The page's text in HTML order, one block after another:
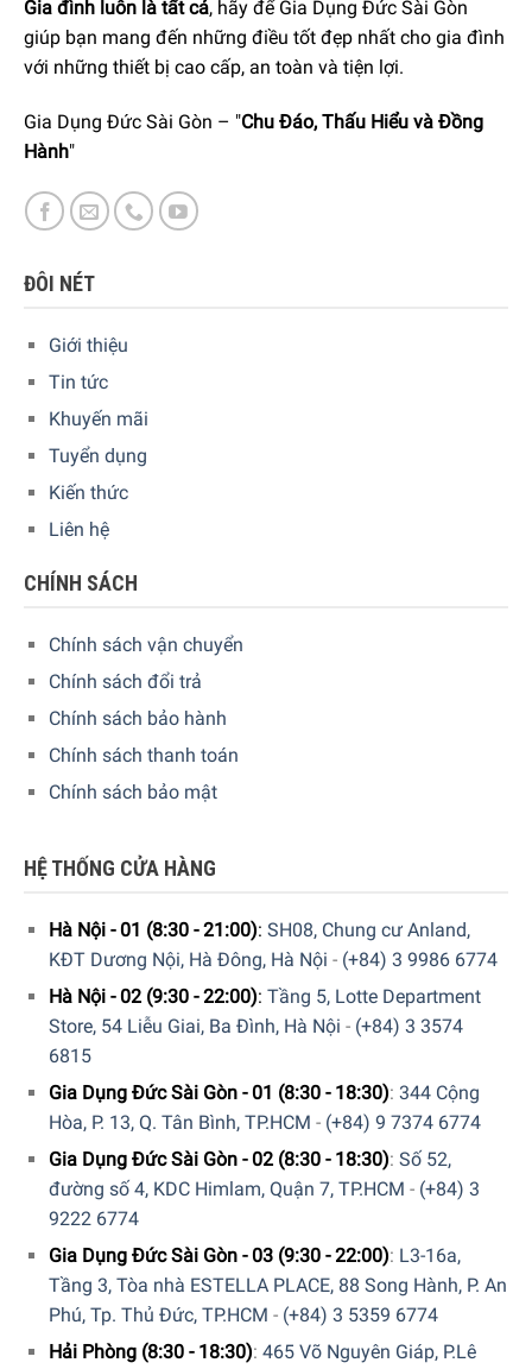
Khối lượng giặt – Chương trình giặt
Với khối lượng giặt 10 kg, máy giặt Bosch WGB2560X0
– 7 thành viên
theo nhu cầu sử dụng với
Chương trình làm mới giảm nhăn Iron Assist
Chương trình giặt diệt khuẩn Hygiene Plus
Giặt nhanh Super Quick 15’/30′
Giặt đồ thể thao Sportswear
Care Plus
Chương trình xả vắt Spin/Drain
Chương trình xả Rinse
Giặt tiết kiệm Eco 40 – 60°C
Chương trình sấy cho đồ lằm bằng vải tổng hợp Easy
Care
Giặt đồ hỗn hợp Mixed Load
Giặt đồ mỏng nhẹ Delicates/Silk
Giặt đồ len Wool
Chu trình tải về App Programme
Trong đó, chương trình Iron Assist giúp cho quần áo được
làm mới và giảm nhăn chỉ trong 20 phút. Chương trình này
sử dụng hơi nướcđể loại bỏ các nếp gấp, nếp nhăn trên
quần áo đáng kể, từ đótiết kiệm thời gian ủi đồ đáng kể
cho bạn.
Gia đình luôn là tất cả, hãy để Gia Dụng Đức Sài Gòn
giúp bạn mang đến những điều tốt đẹp nhất cho gia đình
với những thiết bị cao cấp, an toàn và tiện lợi.
Gia Dụng Đức Sài Gòn – "Chu Đáo, Thấu Hiểu và Đồng
Hành"
ĐÔI NÉT
Giới thiệu
Tin tức
Khuyến mãi
Tuyển dụng
Kiến thức
Liên hệ
CHÍNH SÁCH
Chính sách vận chuyển
Chính sách đổi trả
Chính sách bảo hành
Chính sách thanh toán
Chính sách bảo mật
HỆ THỐNG CỬA HÀNG
Hà Nội - 01 (8:30 - 21:00): SH08, Chung cư Anland,
KĐT Dương Nội, Hà Đông, Hà Nội - (+84) 3 9986 6774
Hà Nội - 02 (9:30 - 22:00): Tầng 5, Lotte Department
Store, 54 Liễu Giai, Ba Đình, Hà Nội - (+84) 3 3574
6815
Gia Dụng Đức Sài Gòn - 01 (8:30 - 18:30): 344 Cộng
Hòa, P. 13, Q. Tân Bình, TP.HCM - (+84) 9 7374 6774
Gia Dụng Đức Sài Gòn - 02 (8:30 - 18:30): Số 52,
đường số 4, KDC Himlam, Quận 7, TP.HCM - (+84) 3
9222 6774
Gia Dụng Đức Sài Gòn - 03 (9:30 - 22:00): L3-16a,
Tầng 3, Tòa nhà ESTELLA PLACE, 88 Song Hành, P. An
Phú, Tp. Thủ Đức, TP.HCM - (+84) 3 5359 6774
Hải Phòng (8:30 - 18:30): 465 Võ Nguyên Giáp, P.Lê